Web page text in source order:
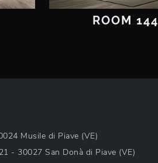
ROOM 144
Musile di Piave (VE)
- 30027 San Donà di Piave (VE)